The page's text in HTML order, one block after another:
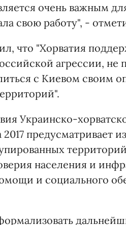
очень важным
свою работу", -
что "Хорватия
агрессии,
с Киевом своим
Украинско-
2017 предусматривает
населения и
и социального